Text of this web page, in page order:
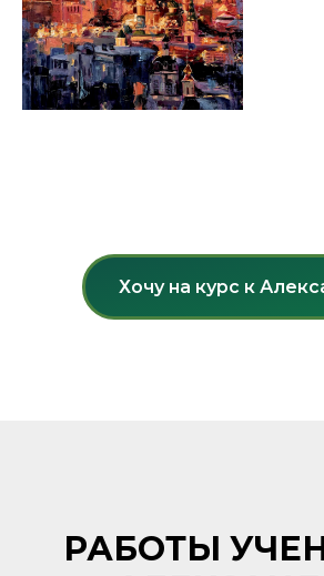
Хочу на курс к
РАБОТЫ